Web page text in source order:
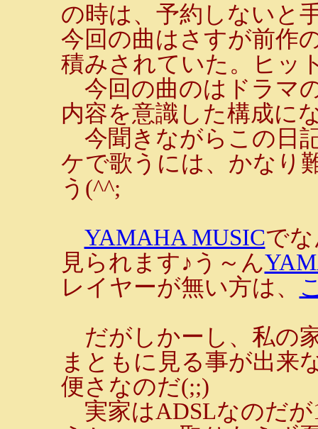
の時は、予約しないと
今回の曲はさすが前作
積みされていた。ヒッ
今回の曲のはドラマ
内容を意識した構成に
今聞きながらこの日
ケで歌うには、かなり
う(^^;
YAMAHA MUSICで
見られます♪う～ん
レイヤーが無い方は、
だがしかーし、私の
まともに見る事が出来
便さなのだ(;;)
実家はADSLなのだ